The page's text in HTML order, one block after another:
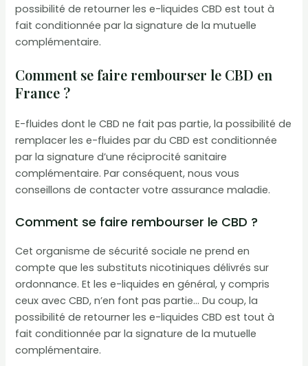
possibilité de retourner les e-liquides CBD est tout à
fait conditionnée par la signature de la mutuelle
complémentaire.
Comment se faire rembourser le CBD en
France ?
E-fluides dont le CBD ne fait pas partie, la possibilité de
remplacer les e-fluides par du CBD est conditionnée
par la signature d’une réciprocité sanitaire
complémentaire. Par conséquent, nous vous
conseillons de contacter votre assurance maladie.
Comment se faire rembourser le CBD ?
Cet organisme de sécurité sociale ne prend en
compte que les substituts nicotiniques délivrés sur
ordonnance. Et les e-liquides en général, y compris
ceux avec CBD, n’en font pas partie… Du coup, la
possibilité de retourner les e-liquides CBD est tout à
fait conditionnée par la signature de la mutuelle
complémentaire.